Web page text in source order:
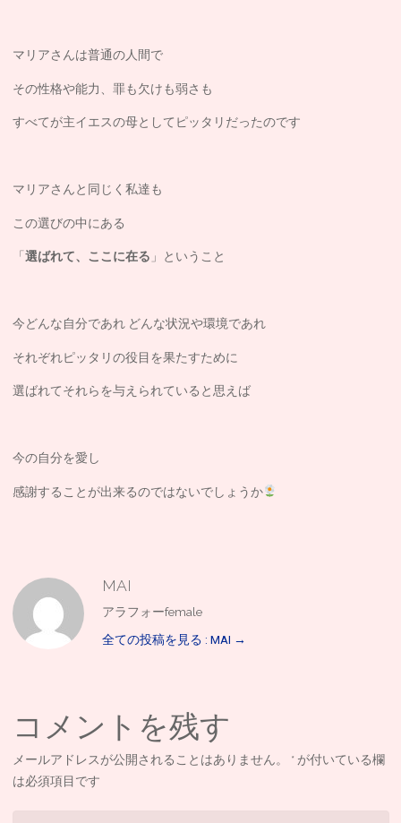
マリアさんは普通の人間で
その性格や能力、罪も欠けも弱さも
すべてが主イエスの母としてピッタリだったのです
マリアさんと同じく私達も
この選びの中にある
「 選ばれて、ここに在る 」ということ
今どんな自分であれ どんな状況や環境であれ
それぞれピッタリの役目を果たすために
選ばれてそれらを与えられていると思えば
今の自分を愛し
感謝することが出来るのではないでしょうか
MAI
アラフォーfemale
全ての投稿を見る : MAI →
コメントを残す
メールアドレスが公開されることはありません。 * が付いている欄
は必須項目です